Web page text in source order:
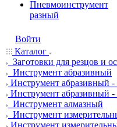
Пневмоинструмент
разный
Войти
Каталог
Заготовки для резцов и
Инструмент абразивный
Инструмент абразивный
Инструмент абразивный
Инструмент алмазный
Инструмент
Инструмент